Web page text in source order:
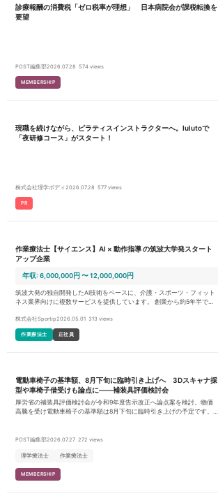
診療報酬の消費税「ゼロ税率が理想」 日本病院会が課税転換を
要望
POST編集部2026.07.28 574 views
MEMBERSHIP
現職を続けながら、ピラティスインストラクターへ。lulutoで
「夜研修コース」がスタート！
株式会社理学ボディ2026.07.28 577 views
PR
作業療法士【サイエンス】AI × 動作指導 の筑波大学発スタート
アップ企業
年収: 6,000,000円 〜 12,000,000円
筑波大発の独自開発したAI技術をベースに、介護・スポーツ・フィット
ネス業界向けに複数サービスを提供しています。 創業から約5年半で、A
会社・自治体との連携や共同研究、実証実験を通じ、ヘルスケア領域の
新規事業を構築。得られた技術アセットをベースに、クライアントの声
を汎用的に拾い上げ、介護・スポーツ・フィットネス業界向けに複数サ
ます。 ・リハケア： https://rehacareai.com/ 介護・デイサービス向け介
護支援アプリ。AI身体分析・訓練プランの自動生成から、最新の介護保
険制度やルールに則った効率的な業務支援を実現します。 ・Sportip Mot
ion 国内外のトップアスリート向けに、マーカーレスでパフォーマンス
エンジニア・プロダクトマネージャーと連携し、運動指導やスポーツ科
の開発・運用を行う。大学・研究施設と連携し、共同研究を推進する。
ルスケア領域に関わるプロダクト企画 - 協力大学との共同研究の推進 -
株式会社Sportip2026.05.01 313 views
作業療法士 正社員
電動車椅子の基準額、8月下旬に臨時引き上げへ 3Dスキャナ採
型や車椅子借受けも論点に――補装具評価検討会
厚労省の補装具評価検討会が令和9年度告示改正へ論点案を検討。物価
高騰を受け電動車椅子の基準額は8月下旬に臨時引き上げの予定です。3
POST編集部2026.07.27 272 views
理学療法士 作業療法士
MEMBERSHIP